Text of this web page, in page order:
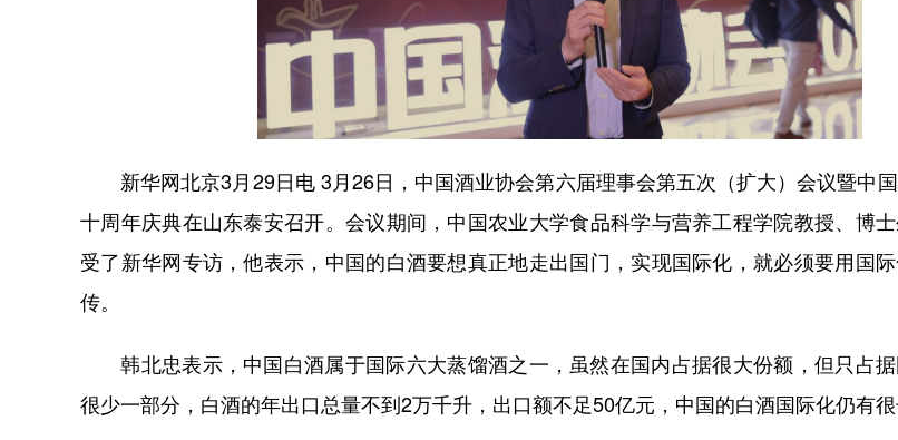
新华网北京3月29日电 3月26日，中国酒业协会第六届理事会第五次（扩大）会议暨中
十周年庆典在山东泰安召开。会议期间，中国农业大学食品科学与营养工程学院教授、博
受了新华网专访，他表示，中国的白酒要想真正地走出国门，实现国际化，就必须要用国
传。
韩北忠表示，中国白酒属于国际六大蒸馏酒之一，虽然在国内占据很大份额，但只占据
很少一部分，白酒的年出口总量不到2万千升，出口额不足50亿元，中国的白酒国际化仍有很